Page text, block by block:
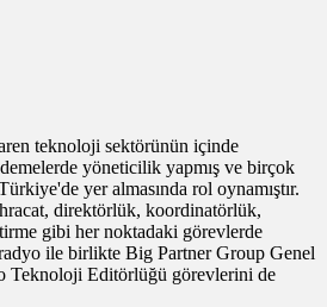
teknoloji sektörünün içinde
yöneticilik yapmış ve birçok
yer almasında rol oynamıştır.
direktörlük, koordinatörlük,
gibi her noktadaki görevlerde
ile birlikte Big Partner Group Genel
Teknoloji Editörlüğü görevlerini de